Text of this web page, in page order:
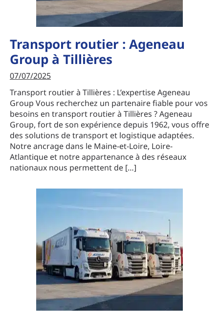
Transport routier : Ageneau
Group à Tillières
07/07/2025
Transport routier à Tillières : L’expertise Ageneau
Group Vous recherchez un partenaire fiable pour vos
besoins en transport routier à Tillières ? Ageneau
Group, fort de son expérience depuis 1962, vous offre
des solutions de transport et logistique adaptées.
Notre ancrage dans le Maine-et-Loire, Loire-
Atlantique et notre appartenance à des réseaux
nationaux nous permettent de […]